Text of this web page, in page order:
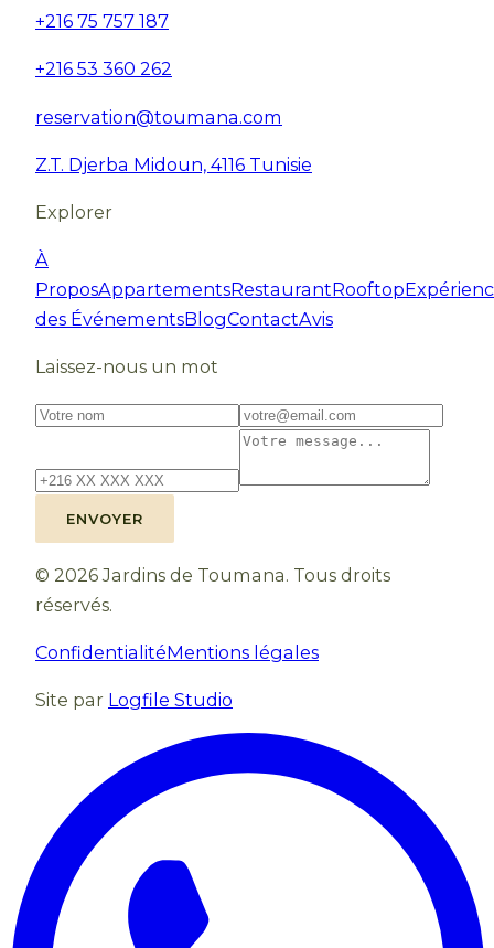
+216 75 757 187
+216 53 360 262
reservation@toumana.com
Z.T. Djerba Midoun, 4116 Tunisie
Explorer
À
ProposAppartementsRestaurantRooftop
des ÉvénementsBlogContactAvis
Laissez-nous un mot
ENVOYER
© 2026Jardins de Toumana. Tous droits
réservés.
ConfidentialitéMentions légales
Site par Logfile Studio